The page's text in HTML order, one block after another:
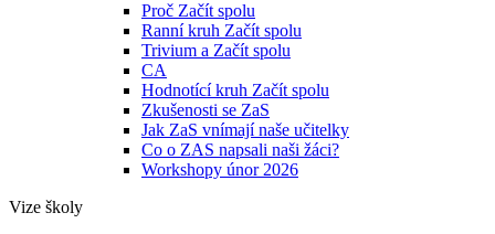
Proč Začít spolu
Ranní kruh Začít spolu
Trivium a Začít spolu
CA
Hodnotící kruh Začít spolu
Zkušenosti se ZaS
Jak ZaS vnímají naše učitelky
Co o ZAS napsali naši žáci?
Workshopy únor 2026
Vize školy